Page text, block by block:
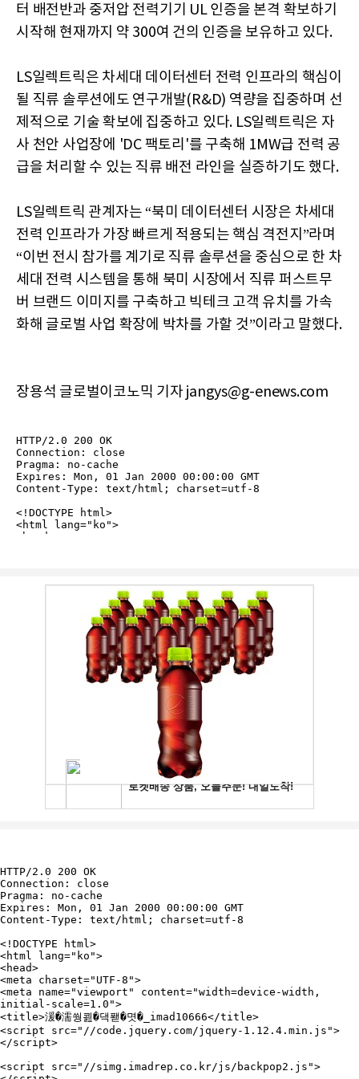
터 배전반과 중저압 전력기기 UL 인증을 본격 확보하기
시작해 현재까지 약 300여 건의 인증을 보유하고 있다.
LS일렉트릭은 차세대 데이터센터 전력 인프라의 핵심이
될 직류 솔루션에도 연구개발(R&D) 역량을 집중하며 선
제적으로 기술 확보에 집중하고 있다. LS일렉트릭은 자
사 천안 사업장에 'DC 팩토리'를 구축해 1MW급 전력 공
급을 처리할 수 있는 직류 배전 라인을 실증하기도 했다.
LS일렉트릭 관계자는 “북미 데이터센터 시장은 차세대
전력 인프라가 가장 빠르게 적용되는 핵심 격전지”라며
“이번 전시 참가를 계기로 직류 솔루션을 중심으로 한 차
세대 전력 시스템을 통해 북미 시장에서 직류 퍼스트무
버 브랜드 이미지를 구축하고 빅테크 고객 유치를 가속
화해 글로벌 사업 확장에 박차를 가할 것”이라고 말했다.
장용석 글로벌이코노믹 기자 jangys@g-enews.com